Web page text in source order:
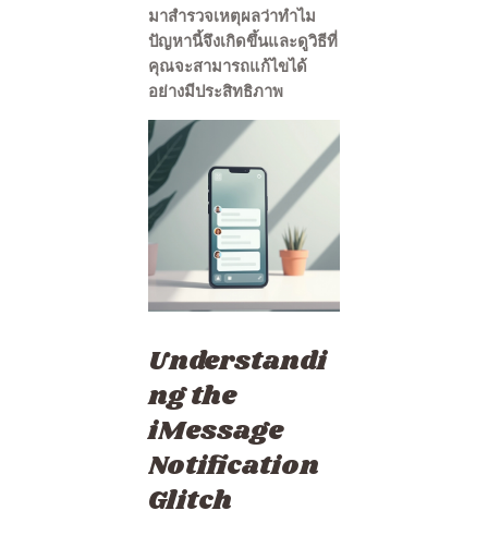
มาสำรวจเหตุผลว่าทำไม
ปัญหานี้จึงเกิดขึ้นและดูวิธีที่
คุณจะสามารถแก้ไขได้
อย่างมีประสิทธิภาพ
Understandi
ng the
iMessage
Notification
Glitch